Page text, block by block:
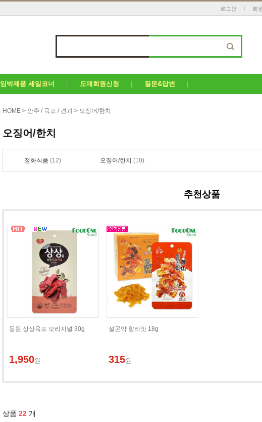
로그인 회
임박제품 세일코너 도매회원신청 질문&답변
HOME > 안주 / 육포 / 견과 > 오징어/한치
오징어/한치
정화식품 (12) 오징어/한치 (10)
추천상품
동원 상상육포 오리지널 30g
1,950원
설곤약 향라맛 18g
315원
상품 22 개